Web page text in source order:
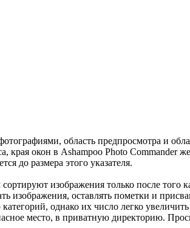
область предпросмотра и
края окон в Ashampoo Photo Commander
до размера этого указателя.
изображения только после того
изображения, оставлять пометки и
однако их число легко
место, в приватную директорию.